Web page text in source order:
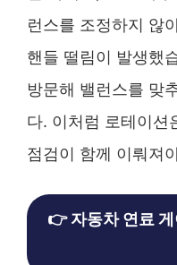
런스를 조정하지 않
핸들 떨림이 발생했
방문해 밸런스를 맞
다. 이처럼 로테이션
점검이 함께 이뤄져
👉 자동차 연료 게